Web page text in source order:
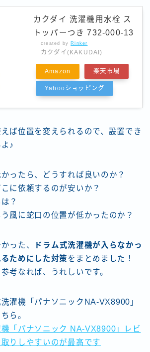
カクダイ 洗濯機用水栓 ス
トッパーつき 732-000-13
created by Rinker
カクダイ(KAKUDAI)
Amazon 楽天市場
Yahooショッピング
ば位置を変えられるので、設置でき
♪
ったら、どうすれば良いのか？
に依頼するのが安いか？
？
風に蛇口の位置が低かったのか？
った、
ドラム式洗濯機が入らなかっ
ためにした対策をまとめました！
考なれば、うれしいです。
濯機「パナソニックNA-VX8900」
ら。
「パナソニック NA-VX8900」レビ
りしやすいのが最高です